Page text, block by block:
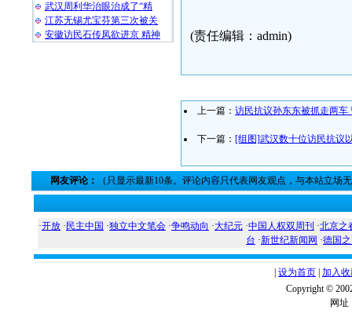
武汉周利华治眼治成了“精
江苏无锡尤宝芬第三次被关
安徽访民石传凤欲进京 精神
(责任编辑：admin)
上一篇： 访民抗议孙东东被抓走两车
下一篇： [组图]武汉数十位访民抗议
网友评论： （只显示最新10条。评论内容只代表网友观点，与本站立场
·开放 · 民主中国 ·独立中文笔会 ·争鸣动向 ·大纪元 ·中国人权双周刊 ·北京之
台 ·新世纪新闻网 ·德国
设为首页 加入
Copyright ©
网址